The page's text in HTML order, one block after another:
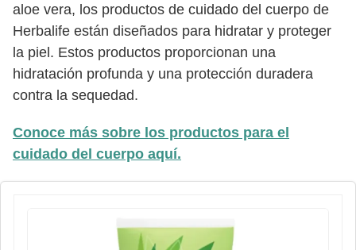
aloe vera, los productos de cuidado del cuerpo de
Herbalife están diseñados para hidratar y proteger
la piel. Estos productos proporcionan una
hidratación profunda y una protección duradera
contra la sequedad.
Conoce más sobre los productos para el
cuidado del cuerpo aquí.